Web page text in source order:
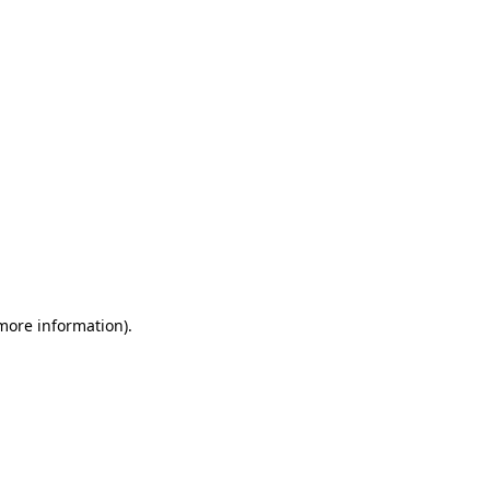
information).